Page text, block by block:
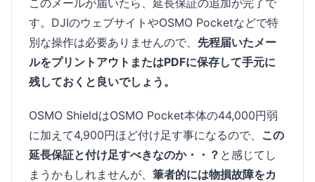
す。DJIのウェブサイトやOSMO Pocketなどで特
別な操作は必要ありませんので、 先程届いたメー
ルをプリントアウトまたはPDFに保存して手元に
残しておくと良いでしょう。
OSMO ShieldはOSMO Pocket本体の44,000円弱
に加えて4,900円ほど付け足す事になるので、 この
延長保証と付け足すべきなのか・・？ と感じてし
まうかもしれませんが、 筆者的には物損故障をカ